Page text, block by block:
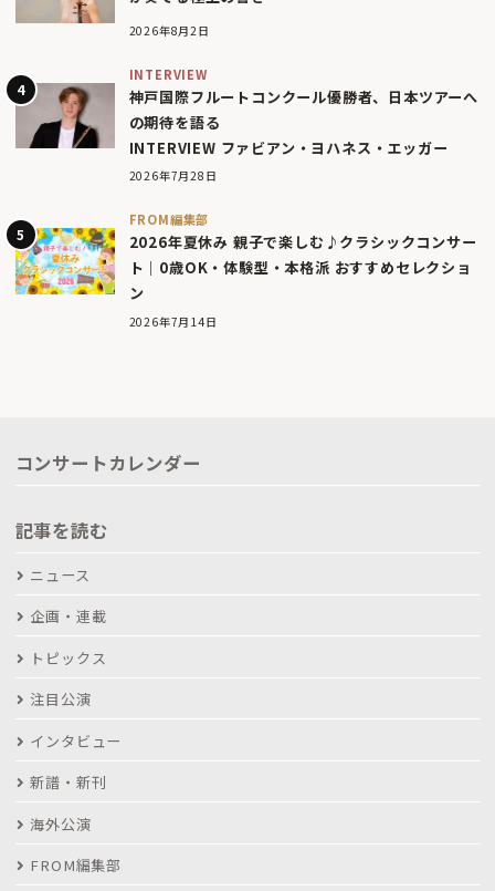
2026年8月2日
INTERVIEW
神戸国際フルートコンクール優勝者、日本ツアーへ
の期待を語る
INTERVIEW ファビアン・ヨハネス・エッガー
2026年7月28日
FROM編集部
2026年夏休み 親子で楽しむ♪クラシックコンサー
ト｜0歳OK・体験型・本格派 おすすめセレクショ
ン
2026年7月14日
コンサートカレンダー
記事を読む
ニュース
企画・連載
トピックス
注目公演
インタビュー
新譜・新刊
海外公演
FROM編集部